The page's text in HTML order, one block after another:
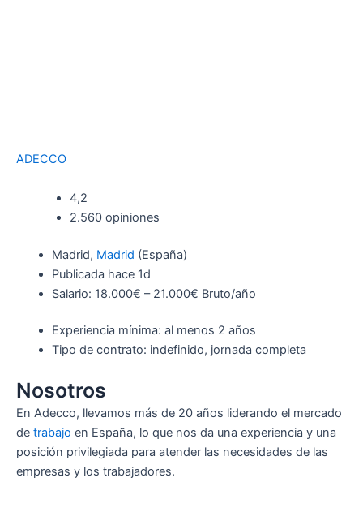
ADECCO
4,2
2.560 opiniones
Madrid, Madrid (España)
Publicada hace 1d
Salario: 18.000€ – 21.000€ Bruto/año
Experiencia mínima: al menos 2 años
Tipo de contrato: indefinido, jornada completa
Nosotros
En Adecco, llevamos más de 20 años liderando el mercado
de trabajo en España, lo que nos da una experiencia y una
posición privilegiada para atender las necesidades de las
empresas y los trabajadores.